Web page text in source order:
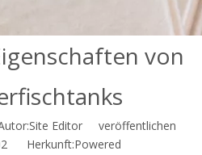
von
Editor veröffentlichen
Herkunft:Powered